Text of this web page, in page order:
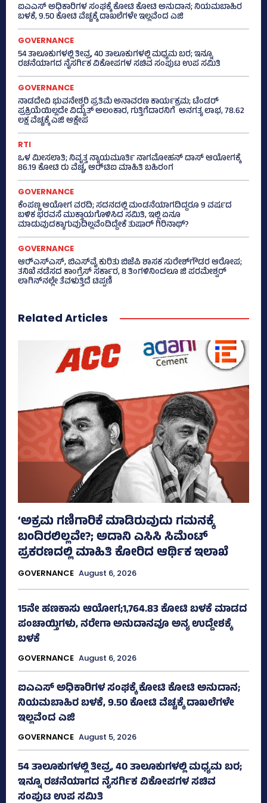
ಐಎಎಸ್‌ ಅಧಿಕಾರಿಗಳ ಸಂಘಕ್ಕೆ ಕೋಟಿ ಕೋಟಿ ಅನುದಾನ; ನಿಯಮಬಾಹಿರ
ಬಳಕೆ, 9.50 ಕೋಟಿ ವೆಚ್ಚಕ್ಕೆ ದಾಖಲೆಗಳೇ ಇಲ್ಲವೆಂದ ಎಜಿ
GOVERNANCE
54 ತಾಲೂಕುಗಳಲ್ಲಿ ತೀವ್ರ, 40 ತಾಲೂಕುಗಳಲ್ಲಿ ಮಧ್ಯಮ ಬರ; ಇನ್ನೂ
ರಚನೆಯಾಗದ ನೈಸರ್ಗಿಕ ವಿಕೋಪಗಳ ಸಚಿವ ಸಂಪುಟ ಉಪ ಸಮಿತಿ
GOVERNANCE
ನಾಡದೇವಿ ಭುವನೇಶ್ವರಿ ಪ್ರತಿಮೆ ಅನಾವರಣ ಕಾರ್ಯಕ್ರಮ; ಟೆಂಡರ್
ಪ್ರಕ್ರಿಯೆಯಿಲ್ಲದೇ ವಿದ್ಯುತ್‌ ಅಲಂಕಾರ, ಗುತ್ತಿಗೆದಾರನಿಗೆ ಅನಗತ್ಯ ಲಾಭ, 78.62
ಲಕ್ಷ ವೆಚ್ಚಕ್ಕೆ ಎಜಿ ಆಕ್ಷೇಪ
RTI
ಒಳ ಮೀಸಲಾತಿ; ನಿವೃತ್ತ ನ್ಯಾಯಮೂರ್ತಿ ನಾಗಮೋಹನ್ ದಾಸ್ ಆಯೋಗಕ್ಕೆ
86.19 ಕೋಟಿ ರು ವೆಚ್ಚ, ಆರ್‍‌ಟಿಐ ಮಾಹಿತಿ ಬಹಿರಂಗ
GOVERNANCE
ಕೆಂಪಣ್ಣ ಆಯೋಗ ವರದಿ; ಸದನದಲ್ಲಿ ಮಂಡನೆಯಾಗದಿದ್ದರೂ 9 ವರ್ಷದ
ಬಳಿಕ ಭರವಸೆ ಮುಕ್ತಾಯಗೊಳಿಸಿದ ಸಮಿತಿ, ಇಲ್ಲಿ ಏನೂ
ಮಾಡುವುದಕ್ಕಾಗುವುದಿಲ್ಲವೆಂದಿದ್ದೇಕೆ ತುಷಾರ್ ಗಿರಿನಾಥ್?
GOVERNANCE
ಆರ್‍‌ಎಸ್‌ಎಸ್‌, ಬಿಎಸ್‌ವೈ ಕುರಿತು ಬಿಜೆಪಿ ಶಾಸಕ ಸುರೇಶ್‌ಗೌಡರ ಆರೋಪ;
ತನಿಖೆ ನಡೆಸದ ಕಾಂಗ್ರೆಸ್‌ ಸರ್ಕಾರ, 8 ತಿಂಗಳಿನಿಂದಲೂ ಜಿ ಪರಮೇಶ್ವರ್
ಲಾಗಿನ್‌ನಲ್ಲೇ ತೆವಳುತ್ತಿದೆ ಟಿಪ್ಪಣಿ
Related Articles
‘ಅಕ್ರಮ ಗಣಿಗಾರಿಕೆ ಮಾಡಿರುವುದು ಗಮನಕ್ಕೆ
ಬಂದಿರಲಿಲ್ಲವೇ?; ಅದಾನಿ ಎಸಿಸಿ ಸಿಮೆಂಟ್
ಪ್ರಕರಣದಲ್ಲಿ ಮಾಹಿತಿ ಕೋರಿದ ಆರ್ಥಿಕ ಇಲಾಖೆ
GOVERNANCE August 6, 2026
15ನೇ ಹಣಕಾಸು ಆಯೋಗ;1,764.83 ಕೋಟಿ ಬಳಕೆ ಮಾಡದ
ಪಂಚಾಯ್ತಿಗಳು, ನರೇಗಾ ಅನುದಾನವೂ ಅನ್ಯ ಉದ್ದೇಶಕ್ಕೆ
ಬಳಕೆ
GOVERNANCE August 6, 2026
ಐಎಎಸ್‌ ಅಧಿಕಾರಿಗಳ ಸಂಘಕ್ಕೆ ಕೋಟಿ ಕೋಟಿ ಅನುದಾನ;
ನಿಯಮಬಾಹಿರ ಬಳಕೆ, 9.50 ಕೋಟಿ ವೆಚ್ಚಕ್ಕೆ ದಾಖಲೆಗಳೇ
ಇಲ್ಲವೆಂದ ಎಜಿ
GOVERNANCE August 5, 2026
54 ತಾಲೂಕುಗಳಲ್ಲಿ ತೀವ್ರ, 40 ತಾಲೂಕುಗಳಲ್ಲಿ ಮಧ್ಯಮ ಬರ;
ಇನ್ನೂ ರಚನೆಯಾಗದ ನೈಸರ್ಗಿಕ ವಿಕೋಪಗಳ ಸಚಿವ
ಸಂಪುಟ ಉಪ ಸಮಿತಿ